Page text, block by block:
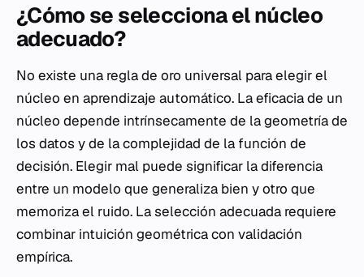
¿Cómo se selecciona el núcleo
adecuado?
No existe una regla de oro universal para elegir el
núcleo en aprendizaje automático. La eficacia de un
núcleo depende intrínsecamente de la geometría de
los datos y de la complejidad de la función de
decisión. Elegir mal puede significar la diferencia
entre un modelo que generaliza bien y otro que
memoriza el ruido. La selección adecuada requiere
combinar intuición geométrica con validación
empírica.